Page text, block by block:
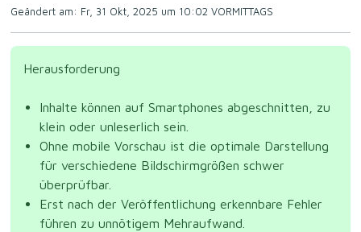
Geändert am: Fr, 31 Okt, 2025 um 10:02 VORMITTAGS
Herausforderung
Inhalte können auf Smartphones abgeschnitten, zu
klein oder unleserlich sein.
Ohne mobile Vorschau ist die optimale Darstellung
für verschiedene Bildschirmgrößen schwer
überprüfbar.
Erst nach der Veröffentlichung erkennbare Fehler
führen zu unnötigem Mehraufwand.